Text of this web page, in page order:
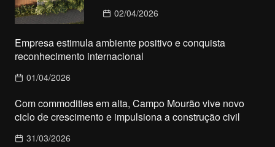
02/04/2026
Empresa estimula ambiente positivo e conquista
reconhecimento internacional
01/04/2026
Com commodities em alta, Campo Mourão vive novo
ciclo de crescimento e impulsiona a construção civil
31/03/2026